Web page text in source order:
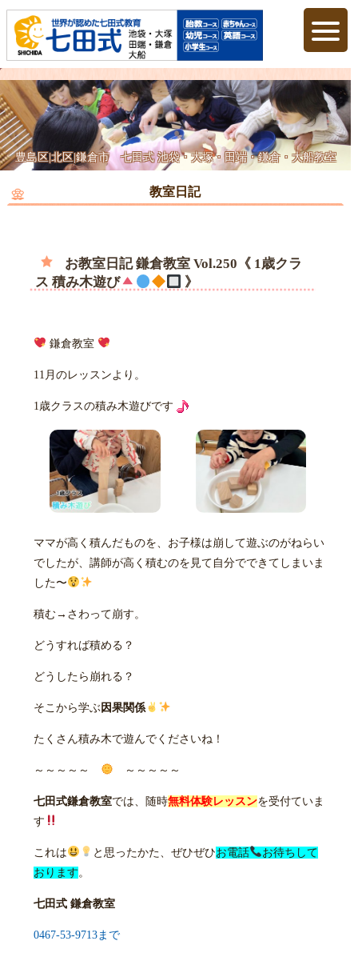
豊島区|北区|鎌倉市 七田式 池袋・大塚・田端・鎌倉・大船教室
教室日記
お教室日記 鎌倉教室 Vol.250《 1歳クラ
ス 積み木遊び
》
鎌倉教室
11月のレッスンより。
1歳クラスの積み木遊びです
ママが高く積んだものを、お子様は崩して遊ぶのがねらい
でしたが、講師が高く積むのを見て自分でできてしまいま
した〜
積む→さわって崩す。
どうすれば積める？
どうしたら崩れる？
そこから学ぶ因果関係
たくさん積み木で遊んでくださいね！
～～～～～ ～～～～～
七田式鎌倉教室では、随時無料体験レッスンを受付ていま
す
これは と思ったかた、ぜひぜひお電話
お待ちして
おります。
七田式 鎌倉教室
0467-53-9713まで